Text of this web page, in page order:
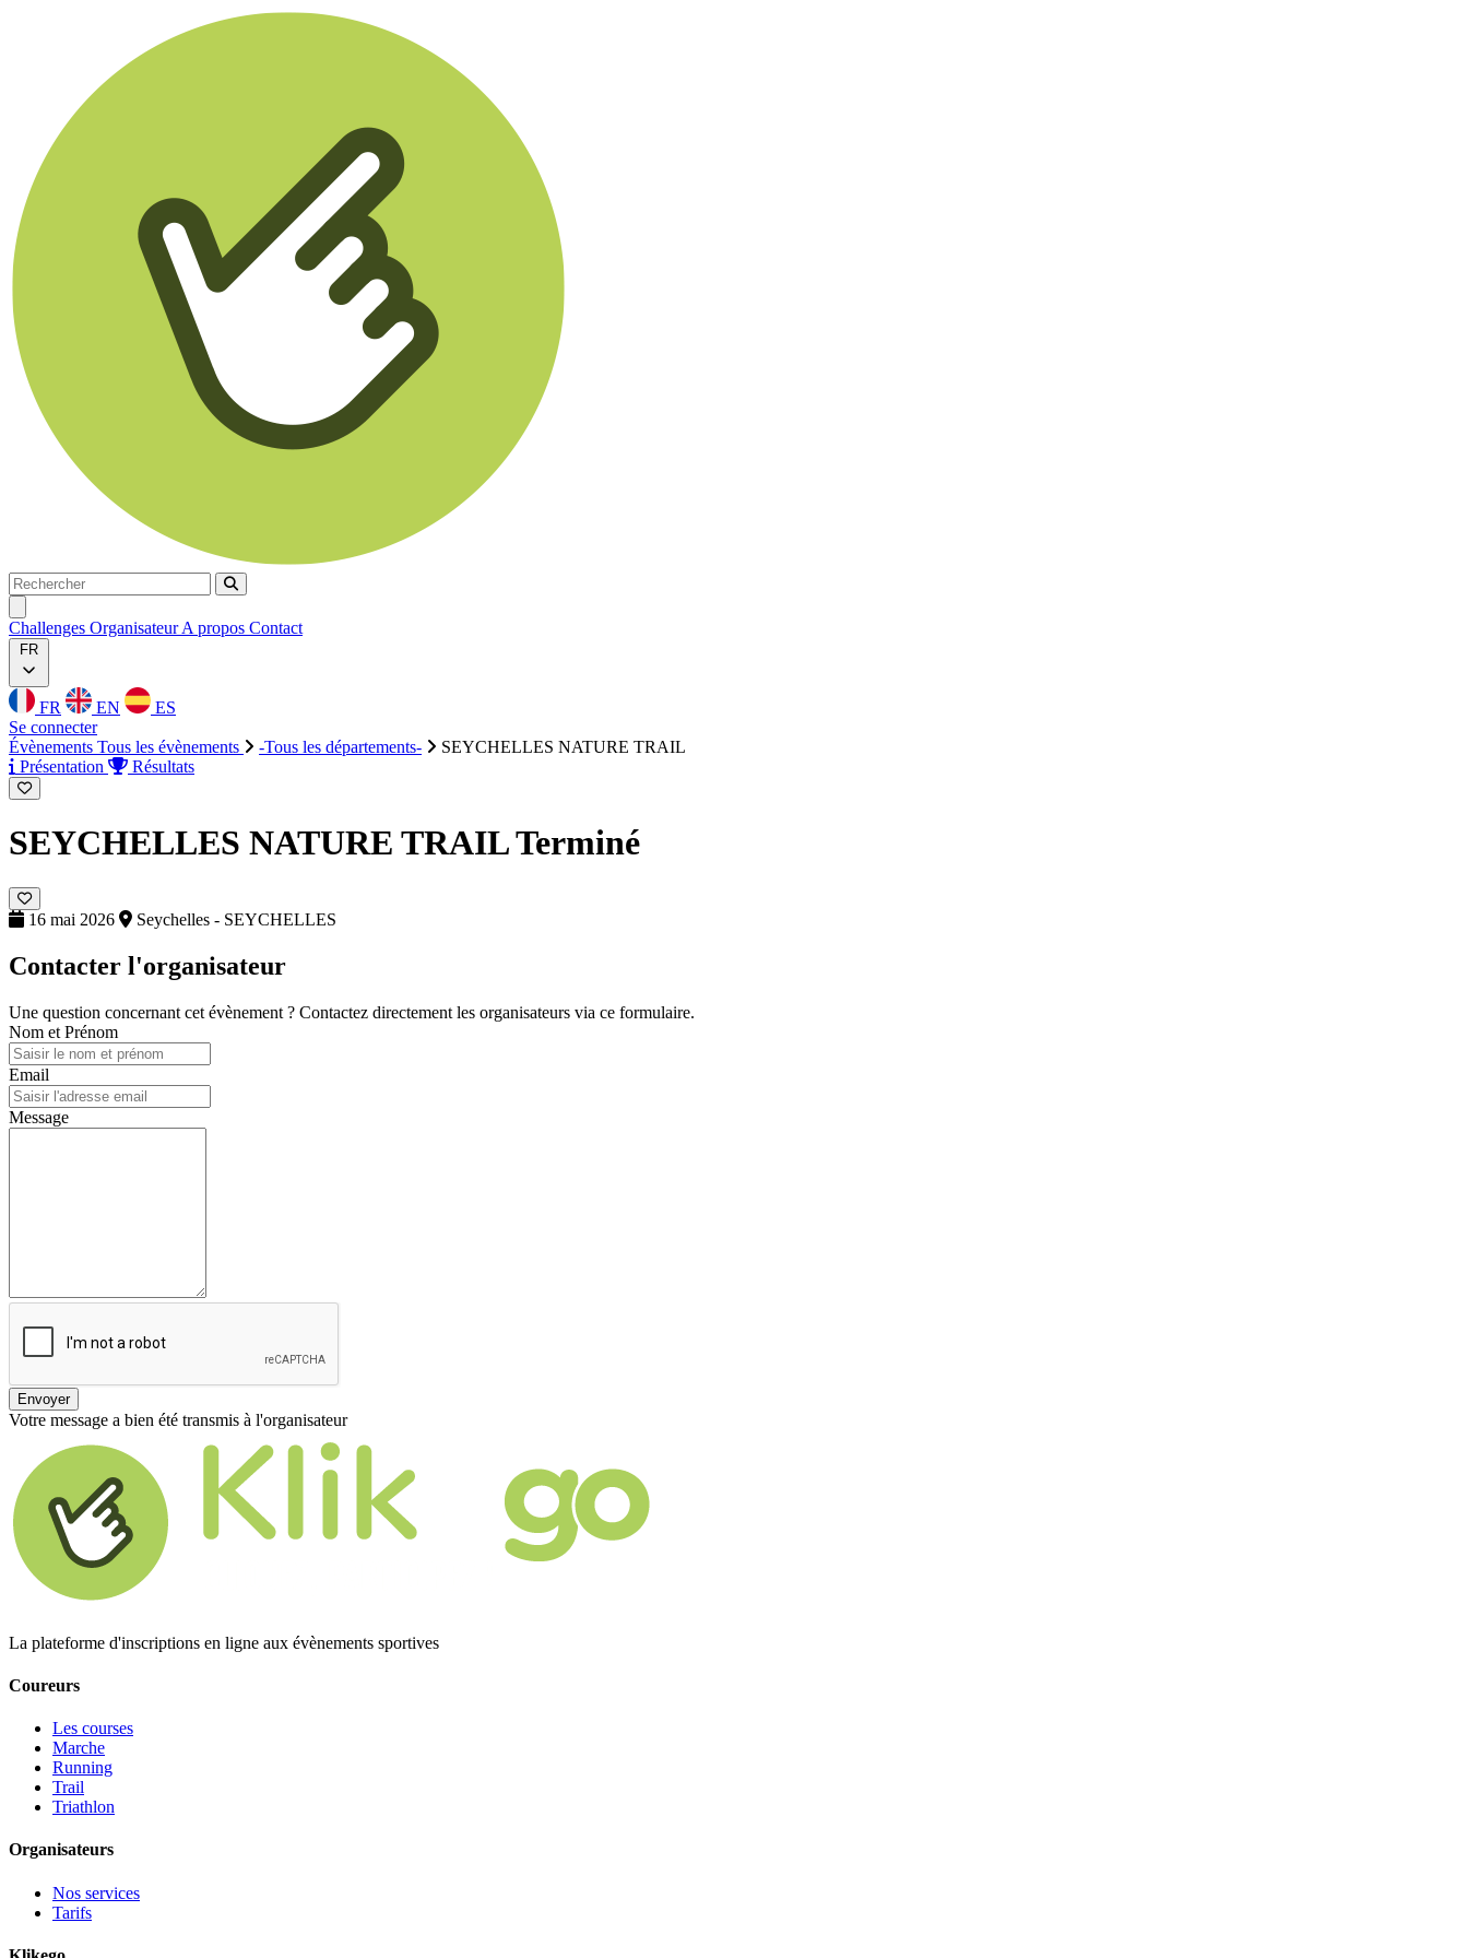
Rechercher
Rechercher
Challenges OrganisateurA propos Contact
FR
FR EN
ES
Se connecter
Évènements Tous les évènements -Tous les départements-
SEYCHELLES NATURE TRAIL
Présentation
Résultats
SEYCHELLES NATURE TRAILTerminé
16 mai 2026 Seychelles - SEYCHELLES
Contacter l'organisateur
Une question concernant cet évènement ? Contactez directement les organisateurs via ce formulaire.
Nom et Prénom
Email
Message
Envoyer
Votre message a bien été transmis à l'organisateur
La plateforme d'inscriptions en ligne aux évènements sportives
Coureurs
Les courses
Marche
Running
Trail
Triathlon
Organisateurs
Nos services
Tarifs